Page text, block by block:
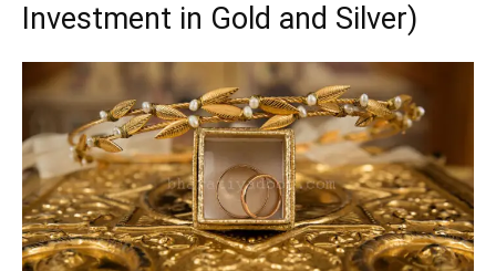
Investment in Gold and Silver)